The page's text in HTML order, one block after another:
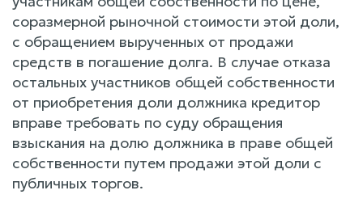
соразмерной рыночной стоимости этой доли,
с обращением вырученных от продажи
средств в погашение долга. В случае отказа
остальных участников общей собственности
от приобретения доли должника кредитор
вправе требовать по суду обращения
взыскания на долю должника в праве общей
собственности путем продажи этой доли с
публичных торгов.